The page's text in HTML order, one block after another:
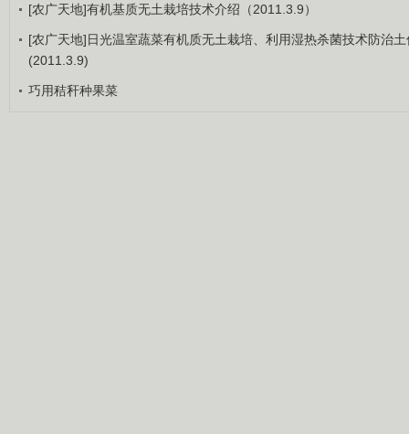
[农广天地]有机基质无土栽培技术介绍（2011.3.9）
[农广天地]日光温室蔬菜有机质无土栽培、利用湿热杀菌技术防治
(2011.3.9)
巧用秸秆种果菜